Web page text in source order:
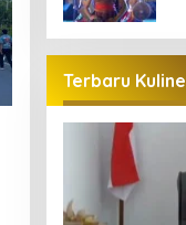
Terbaru